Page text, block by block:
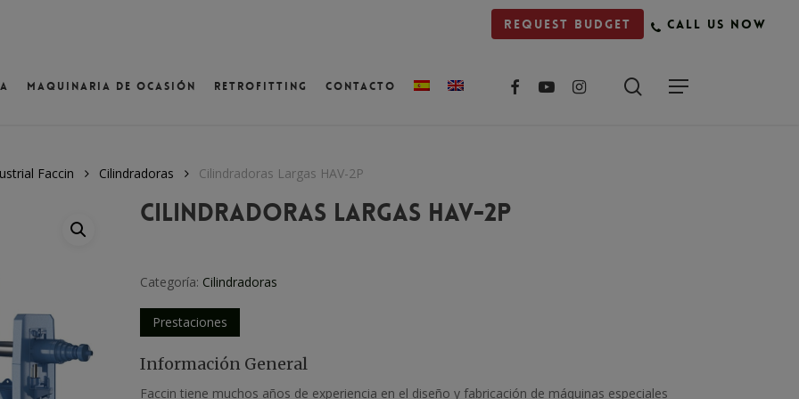
Request budget Call us now
Maquinaria de ocasión Retrofitting Contacto facebookyoutubeinstagram
Faccin Cilindradoras Cilindradoras Largas HAV-2P
Cilindradoras Largas HAV-2P
Categoría: Cilindradoras
Prestaciones
Información General
Faccin tiene muchos años de experiencia en el diseño y fabricación de máquinas especiales